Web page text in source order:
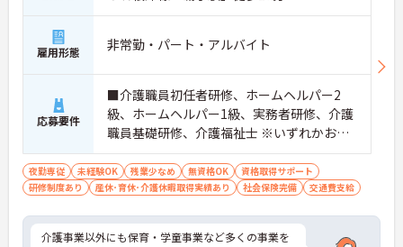
雇用形態 非常勤・パート・アルバイト
応募要件
■介護職員初任者研修、ホームヘルパー2
級、ホームヘルパー1級、実務者研修、介護
職員基礎研修、介護福祉士 ※いずれかお持
ちの方 ※資格をお持ちでない方も相談可
夜勤専従 未経験OK 残業少なめ 無資格OK
資格取得サポート
研修制度あり
産休･育休･介護休暇取得実績あり 社会保険完備 交通費支給
介護事業以外にも保育・学童事業など多くの事業を